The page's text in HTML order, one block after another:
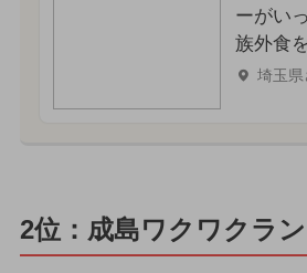
ーがい
族外食
埼玉県
2位：成島ワクワクラ